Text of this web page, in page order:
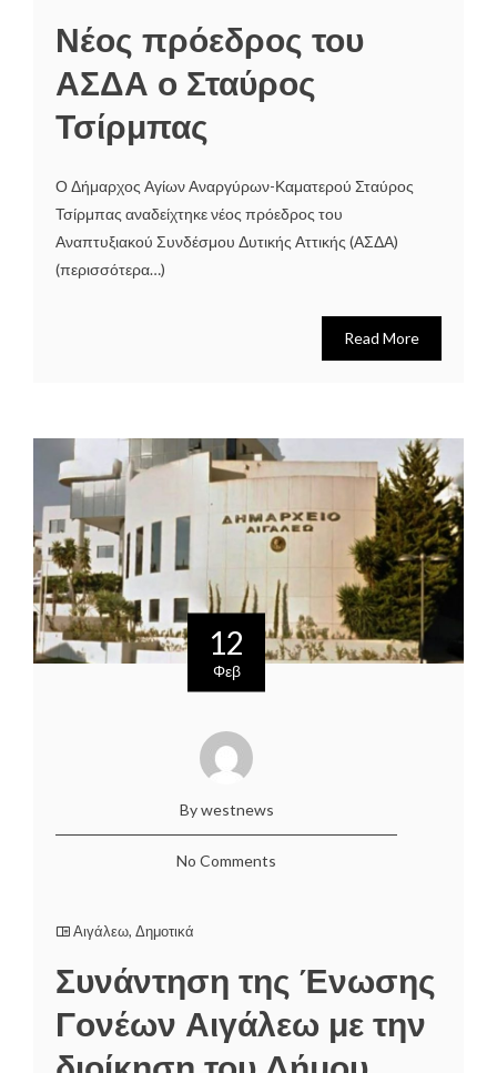
Νέος πρόεδρος του
ΑΣΔΑ ο Σταύρος
Τσίρμπας
Ο Δήμαρχος Αγίων Αναργύρων-Καματερού Σταύρος
Τσίρμπας αναδείχτηκε νέος πρόεδρος του
Αναπτυξιακού Συνδέσμου Δυτικής Αττικής (ΑΣΔΑ)
(περισσότερα…)
Read More
12
Φεβ
By westnews
No Comments
Αιγάλεω, Δημοτικά
Συνάντηση της Ένωσης
Γονέων Αιγάλεω με την